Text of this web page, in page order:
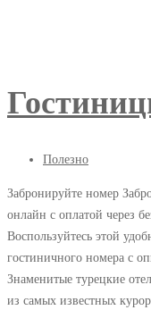
06.04.2018
Полезно
Турции
Забронируйте номер
онлайн с оплатой через
Воспользуйтесь этой
гостиничного номера с
Знаменитые турецкие
из самых известных